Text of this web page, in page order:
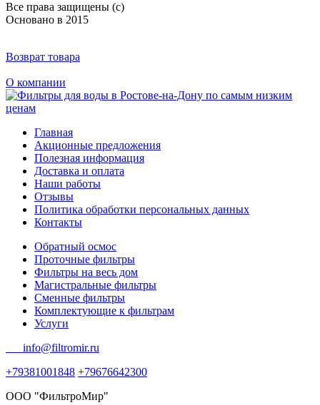
Все права защищены (с)
Основано в 2015
Возврат товара
О компании
Главная
Акционные предложения
Полезная информация
Доставка и оплата
Наши работы
Отзывы
Политика обработки персональных данных
Контакты
Обратный осмос
Проточные фильтры
Фильтры на весь дом
Магистральные фильтры
Сменные фильтры
Комплектующие к фильтрам
Услуги
info@filtromir.ru
+79381001848 +79676642300
ООО "ФильтроМир"